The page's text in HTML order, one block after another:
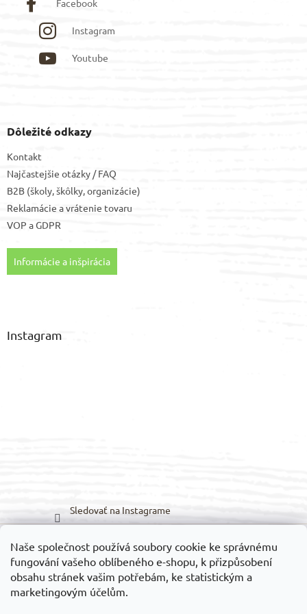
Naše společnost používá soubory cookie ke správnému
fungování vašeho oblíbeného e-shopu, k přizpůsobení
obsahu stránek vašim potřebám, ke statistickým a
marketingovým účelům.
Instagram
Youtube
Dôležité odkazy
Kontakt
Najčastejšie otázky / FAQ
B2B (školy, škôlky, organizácie)
Reklamácie a vrátenie tovaru
VOP aGDPR
Informácie a inšpirácia
Instagram
Sledovať na Instagrame
Možnosti prepravy: Možnosti platieb: